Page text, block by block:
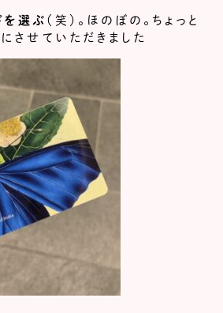
選ぶ （笑）。ほのぼの。ちょっと
させていただきました